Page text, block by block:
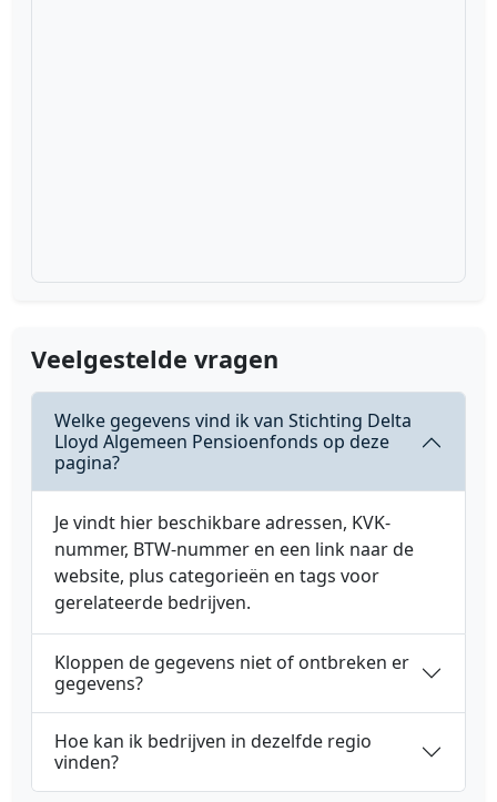
Veelgestelde vragen
Welke gegevens vind ik van Stichting Delta
Lloyd Algemeen Pensioenfonds op deze
pagina?
Je vindt hier beschikbare adressen, KVK-
nummer, BTW-nummer en een link naar de
website, plus categorieën en tags voor
gerelateerde bedrijven.
Kloppen de gegevens niet of ontbreken er
gegevens?
Hoe kan ik bedrijven in dezelfde regio
vinden?